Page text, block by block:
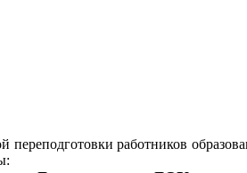
переподготовки работников